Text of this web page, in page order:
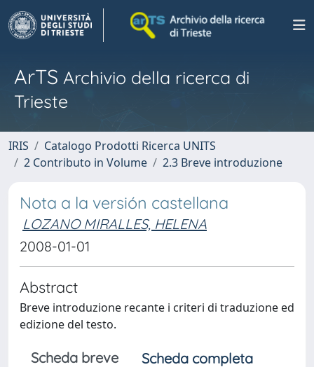
ArTS Archivio della ricerca di
Trieste
IRIS
Catalogo Prodotti Ricerca UNITS
2 Contributo in Volume
2.3 Breve introduzione
Nota a la versión castellana
LOZANO MIRALLES, HELENA
2008-01-01
Abstract
Breve introduzione recante i criteri di traduzione ed
edizione del testo.
Scheda breve Scheda completa